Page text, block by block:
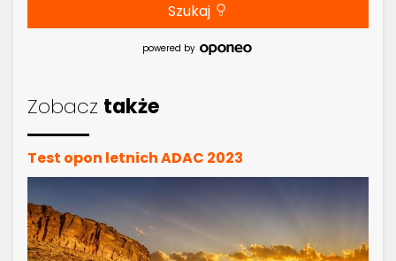
Szukaj
powered by
Zobacz także
Test opon letnich ADAC 2023